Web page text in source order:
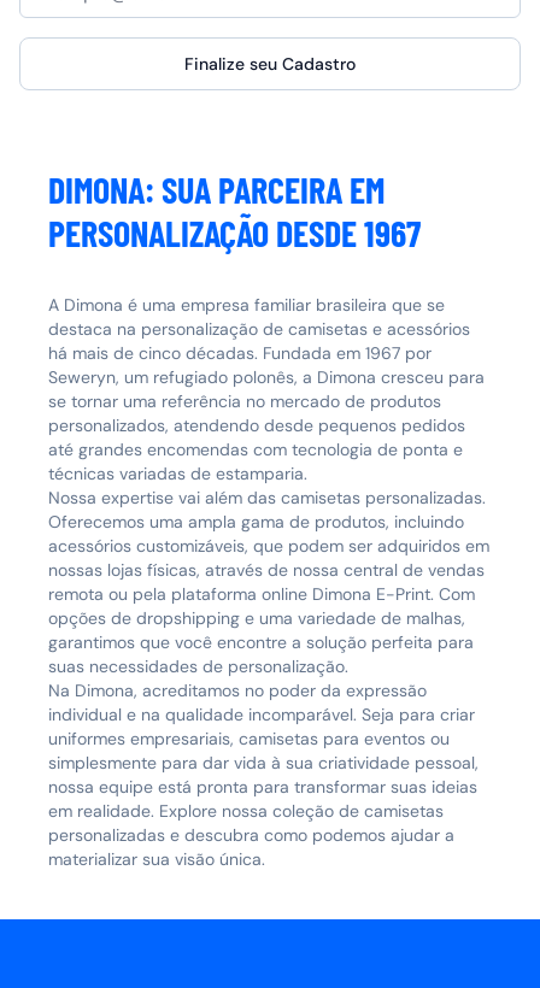
Finalize seu Cadastro
DIMONA: SUA PARCEIRA EM
PERSONALIZAÇÃO DESDE 1967
A Dimona é uma empresa familiar brasileira que se
destaca na personalização de camisetas e acessórios
há mais de cinco décadas. Fundada em 1967 por
Seweryn, um refugiado polonês, a Dimona cresceu para
se tornar uma referência no mercado de produtos
personalizados, atendendo desde pequenos pedidos
até grandes encomendas com tecnologia de ponta e
técnicas variadas de estamparia.
Nossa expertise vai além das camisetas personalizadas.
Oferecemos uma ampla gama de produtos, incluindo
acessórios customizáveis, que podem ser adquiridos em
nossas lojas físicas, através de nossa central de vendas
remota ou pela plataforma online Dimona E-Print. Com
opções de dropshipping e uma variedade de malhas,
garantimos que você encontre a solução perfeita para
suas necessidades de personalização.
Na Dimona, acreditamos no poder da expressão
individual e na qualidade incomparável. Seja para criar
uniformes empresariais, camisetas para eventos ou
simplesmente para dar vida à sua criatividade pessoal,
nossa equipe está pronta para transformar suas ideias
em realidade. Explore nossa coleção de camisetas
personalizadas e descubra como podemos ajudar a
materializar sua visão única.